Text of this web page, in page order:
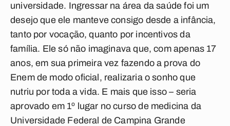
universidade. Ingressar na área da saúde foi um
desejo que ele manteve consigo desde a infância,
tanto por vocação, quanto por incentivos da
família. Ele só não imaginava que, com apenas 17
anos, em sua primeira vez fazendo a prova do
Enem de modo oficial, realizaria o sonho que
nutriu por toda a vida. E mais que isso – seria
aprovado em 1º lugar no curso de medicina da
Universidade Federal de Campina Grande